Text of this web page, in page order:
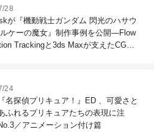
28
が『機動戦士ガンダム 閃光のハサウ
ケーの魔女』制作事例を公開―Flow
Trackingと3ds Maxが支えたCG制
24
名探偵プリキュア！』ED 、可愛さと
ふれるプリキュアたちの表現に注
／アニメーション付け篇